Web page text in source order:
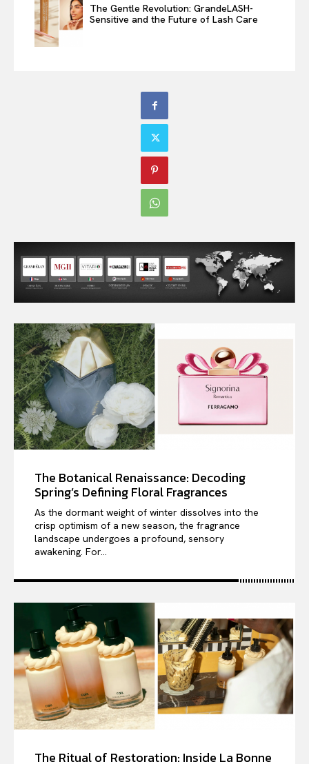
The Gentle Revolution: GrandeLASH-
Sensitive and the Future of Lash Care
The Botanical Renaissance: Decoding
Spring’s Defining Floral Fragrances
As the dormant weight of winter dissolves into the
crisp optimism of a new season, the fragrance
landscape undergoes a profound, sensory
awakening. For...
The Ritual of Restoration: Inside La Bonne